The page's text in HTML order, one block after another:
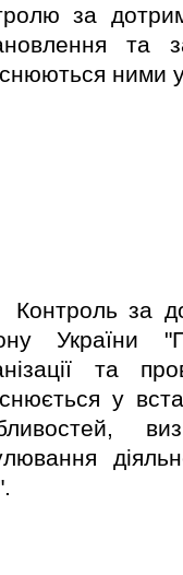
за
та
ними
за
України
та
у